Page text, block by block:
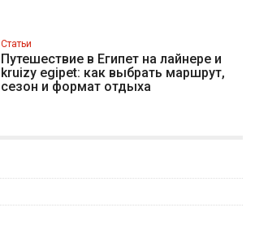
Статьи
Путешествие в Египет на лайнере и
kruizy egipet: как выбрать маршрут,
сезон и формат отдыха